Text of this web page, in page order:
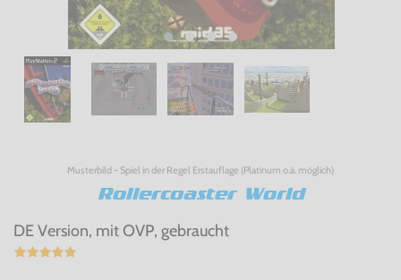
Musterbild - Spiel in der Regel Erstauflage (Platinum o.ä. möglich)
Rollercoaster World
DE Version, mit OVP, gebraucht